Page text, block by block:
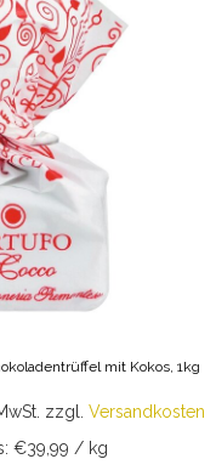
mit Kokos, 1kg
zzgl. Versandkosten
€39,99 / kg